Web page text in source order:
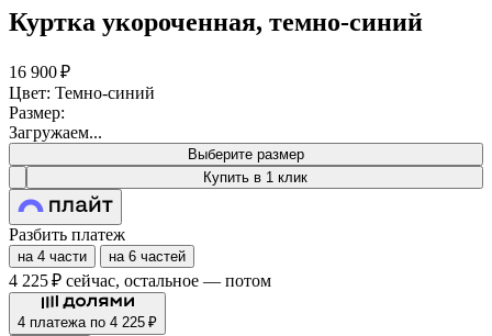
Куртка укороченная, темно-синий
16 900 ₽
Цвет: Темно-синий
Размер:
Загружаем...
Выберите размер
Купить в 1 клик
Разбить платеж
на 4 части на 6 частей
4 225 ₽ сейчас, остальное — потом
4 платежа по 4 225 ₽